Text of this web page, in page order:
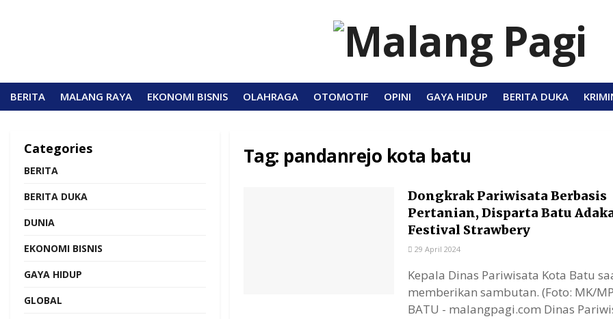
BERITA MALANG RAYA EKONOMI BISNIS OLAHRAGA OTOMOTIF OPINI GAYA HIDUP BERITA DUKA
Tag: pandanrejo kota batu
Dongkrak Pariwisata Berbasis
Pertanian, Disparta Batu
Festival Strawbery
29 April 2024
Kepala Dinas Pariwisata Kota Batu
memberikan sambutan. (Foto: MK/
BATU - malangpagi.com Dinas
Categories
BERITA
BERITA DUKA
DUNIA
EKONOMI BISNIS
GAYA HIDUP
GLOBAL